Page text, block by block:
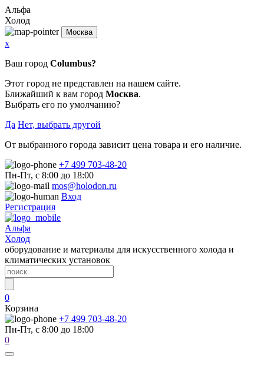
Альфа
Холод
Москва
x
Ваш город Columbus?
Этот город не представлен на нашем сайте.
Ближайший к вам город Москва.
Выбрать его по умолчанию?
Да Нет, выбрать другой
От выбранного города зависит цена товара и его наличие.
+7 499 703-48-20
Пн-Пт, с 8:00 до 18:00
mos@holodon.ru
Вход
Регистрация
Альфа
Холод
оборудование и материалы для искусственного холода и
климатических установок
0
Корзина
+7 499 703-48-20
Пн-Пт, с 8:00 до 18:00
0